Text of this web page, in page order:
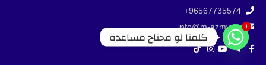
96567735574+
info@m-azmy.co 1
كلمنا لو محتاج مساعدة